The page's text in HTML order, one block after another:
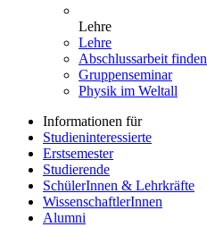
Lehre
Lehre
Abschlussarbeit finden
Gruppenseminar
Physik im Weltall
Informationen für
Studieninteressierte
Erstsemester
Studierende
SchülerInnen & Lehrkräfte
WissenschaftlerInnen
Alumni